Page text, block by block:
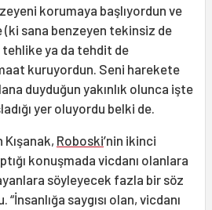
korumaya başlıyordun ve
sana benzeyen tekinsiz de
ya da tehdit de
kuruyordun. Seni harekete
duyduğun yakınlık olunca işte
yer oluyordu belki de.
Kışanak, Roboski’nin ikinci
konuşmada vicdanı olanlara
söyleyecek fazla bir söz
saygısı olan, vicdanı